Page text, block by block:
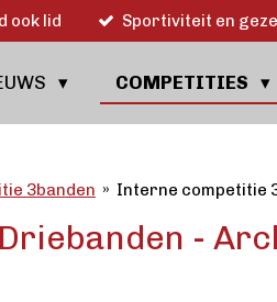
ook lid Sportiviteit en
COMPETITIES
3banden » Interne competitie
-